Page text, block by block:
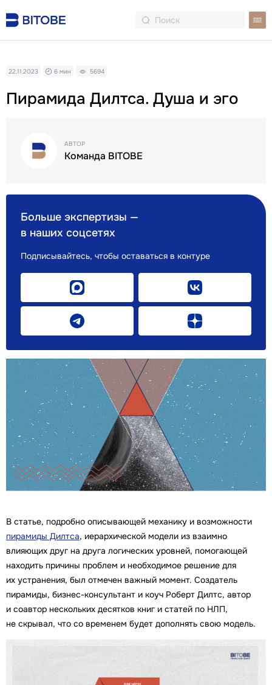
Пирамида Дилтса. Душа и эго
22.11.2023 6 мин 5694
В статье, подробно описывающей механику и возможности
пирамиды Дилтса, иерархической модели из взаимно
влияющих друг на друга логических уровней, помогающей
находить причины проблем и необходимое решение для
их устранения, был отмечен важный момент. Создатель
пирамиды, бизнес-консультант и коуч Роберт Дилтс, автор
и соавтор нескольких десятков книг и статей по НЛП,
не скрывал, что со временем будет дополнять свою модель.
Больше экспертизы —
в наших соцсетях
Подписывайтесь, чтобы оставаться в контуре
АВТОР
Команда BITOBE